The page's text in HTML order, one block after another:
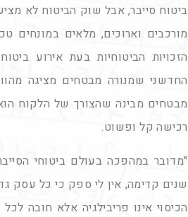
ביטוח סייבר, אבל שוק הביטוח לא
מורכבים וארוכים, מלאים במונחים
הזכויות הביטוחיות בעת אירוע
החדשני שמנורה מבטחים מציגה
מבטחים מבינה שהצורך של הלקוח
רכישה קל ופשוט.
"מדובר במהפכה בעולם ביטוחי
שנים קדימה, אין לי ספק כי כל עסק
הכיסוי אינו פריבילגיה אלא חובה